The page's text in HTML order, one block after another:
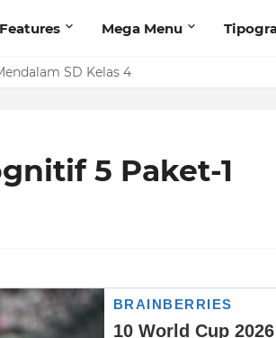
Features Mega Menu
SD Kelas 4
5 Paket-1